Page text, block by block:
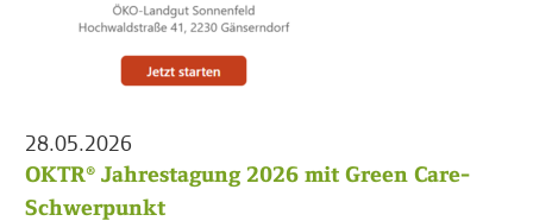
28.05.2026
OKTR® Jahrestagung 2026 mit Green Care-
Schwerpunkt